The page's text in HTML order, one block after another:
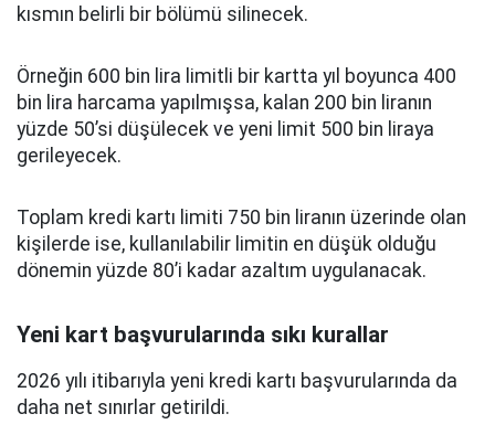
kısmın belirli bir bölümü silinecek.
Örneğin 600 bin lira limitli bir kartta yıl boyunca 400
bin lira harcama yapılmışsa, kalan 200 bin liranın
yüzde 50’si düşülecek ve yeni limit 500 bin liraya
gerileyecek.
Toplam kredi kartı limiti 750 bin liranın üzerinde olan
kişilerde ise, kullanılabilir limitin en düşük olduğu
dönemin yüzde 80’i kadar azaltım uygulanacak.
Yeni kart başvurularında sıkı kurallar
2026 yılı itibarıyla yeni kredi kartı başvurularında da
daha net sınırlar getirildi.